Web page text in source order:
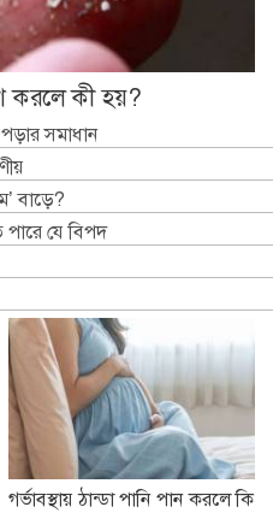
করলে কী হয়?
সমাধান
বাড়ে?
পারে যে বিপদ
গর্ভাবস্থায় ঠান্ডা পানি পান করলে কি